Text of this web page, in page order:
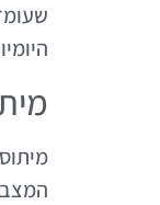
מיתוס 6: מדדי קיימות
המצב